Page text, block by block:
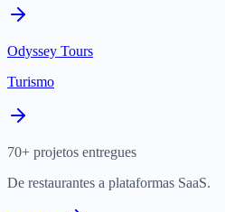
Odyssey Tours
Turismo
70+ projetos entregues
De restaurantes a plataformas SaaS.